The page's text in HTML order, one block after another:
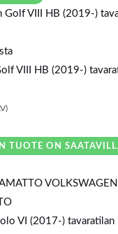
VIII HB (2019-)
TUOTE ON
VI (2017-) tavaratilan